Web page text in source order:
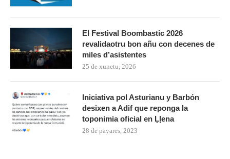
El Festival Boombastic 2026
revalidaotru bon añu con decenes de
miles d’asistentes
25 de xunetu, 2026
Iniciativa pol Asturianu y Barbón
desixen a Adif que reponga la
toponimia oficial en Ḷḷena
28 de payares, 2023